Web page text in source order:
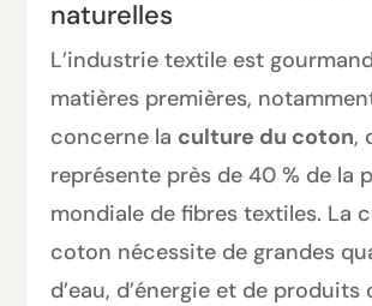
naturelles
L’industrie textile est
matières premières,
concerne la culture du coton,
représente près de 40 % de la
mondiale de fibres textiles. La
coton nécessite de grandes
d’eau, d’énergie et de produits